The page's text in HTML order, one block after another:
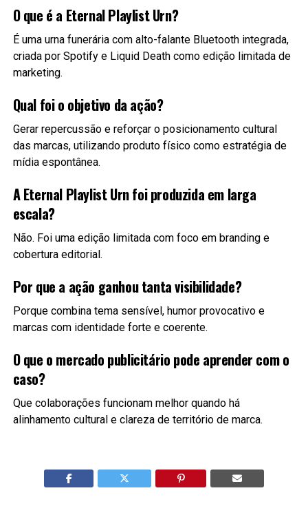
O que é a Eternal Playlist Urn?
É uma urna funerária com alto-falante Bluetooth integrada,
criada por Spotify e Liquid Death como edição limitada de
marketing.
Qual foi o objetivo da ação?
Gerar repercussão e reforçar o posicionamento cultural
das marcas, utilizando produto físico como estratégia de
mídia espontânea.
A Eternal Playlist Urn foi produzida em larga
escala?
Não. Foi uma edição limitada com foco em branding e
cobertura editorial.
Por que a ação ganhou tanta visibilidade?
Porque combina tema sensível, humor provocativo e
marcas com identidade forte e coerente.
O que o mercado publicitário pode aprender com o
caso?
Que colaborações funcionam melhor quando há
alinhamento cultural e clareza de território de marca.